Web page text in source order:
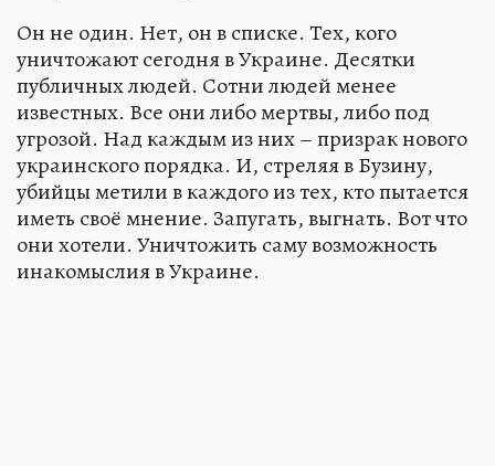
Он не один. Нет, он в списке. Тех, кого
уничтожают сегодня в Украине. Десятки
публичных людей. Сотни людей менее
известных. Все они либо мертвы, либо под
угрозой. Над каждым из них – призрак нового
украинского порядка. И, стреляя в Бузину,
убийцы метили в каждого из тех, кто пытается
иметь своё мнение. Запугать, выгнать. Вот что
они хотели. Уничтожить саму возможность
инакомыслия в Украине.